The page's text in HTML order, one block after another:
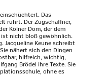
Das
rührt. Der Zugschaffner,
Kölner Dom, der dem
ist nicht bloß gewöhnlich.
Jacqueline Keune schreibt
nähert sich den Dingen
hilfreich, wichtig,
Brödel ihre Texte. Sie
ohne es